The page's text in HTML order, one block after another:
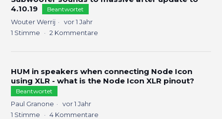
4.10.19
Beantwortet
Wouter Werrij
vor 1 Jahr
1 Stimme 2 Kommentare
HUM in speakers when connecting Node Icon
using XLR - what is the Node Icon XLR pinout?
Beantwortet
Paul Granone
vor 1 Jahr
1 Stimme 4 Kommentare